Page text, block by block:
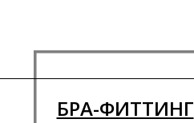
БРА-ФИТТИНГ